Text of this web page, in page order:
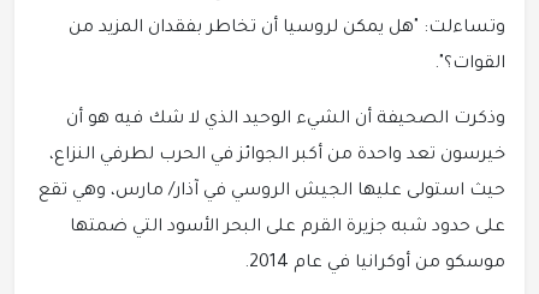
وتساءلت: "هل يمكن لروسيا أن تخاطر بفقدان المزيد من
القوات؟".
وذكرت الصحيفة أن الشيء الوحيد الذي لا شك فيه هو أن
خيرسون تعد واحدة من أكبر الجوائز في الحرب لطرفي النزاع،
حيث استولى عليها الجيش الروسي في آذار/ مارس، وهي تقع
على حدود شبه جزيرة القرم على البحر الأسود التي ضمتها
موسكو من أوكرانيا في عام 2014.